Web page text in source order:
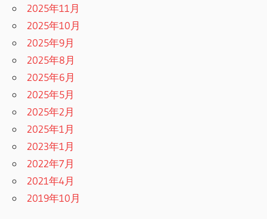
2025年11月
2025年10月
2025年9月
2025年8月
2025年6月
2025年5月
2025年2月
2025年1月
2023年1月
2022年7月
2021年4月
2019年10月